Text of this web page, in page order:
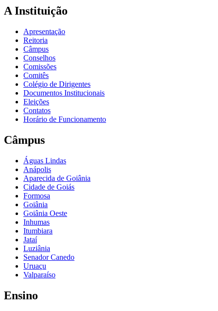
A Instituição
Apresentação
Reitoria
Câmpus
Conselhos
Comissões
Comitês
Colégio de Dirigentes
Documentos Institucionais
Eleições
Contatos
Horário de Funcionamento
Câmpus
Águas Lindas
Anápolis
Aparecida de Goiânia
Cidade de Goiás
Formosa
Goiânia
Goiânia Oeste
Inhumas
Itumbiara
Jataí
Luziânia
Senador Canedo
Uruaçu
Valparaíso
Ensino